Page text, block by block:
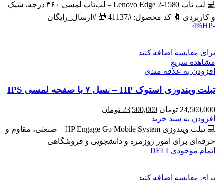
43,600,000 تومان
39,900,000 تومان
است.
💻 لپ تاپ Lenovo Edge 2-1580 – لپ‌تاپ لمسی ۳۶۰ درجه، شیک
و کاربردی 🔖 کد محصول: #41137 🎁 #ارسال_رایگان
-4%
HP
برای مقایسه اضافه کنید
مشاهده سریع
افزودن به علاقه مندی
تبلت ویندوزی استوک HP – نسل ۷ با صفحه لمسی IPS
24,500,000 تومان قیمت
اصلی
24,500,000 تومان
23,500,000 تومان
23,500,000 تومان
افزودن به سبد خرید
💻 تبلت ویندوزی HP Engage Go Mobile System – صنعتی، مقاوم و
حرفه‌ای برای امور روزمره و دانشجویی و فروشگاهی
اتمام موجودیDELL
برای مقایسه اضافه کنید